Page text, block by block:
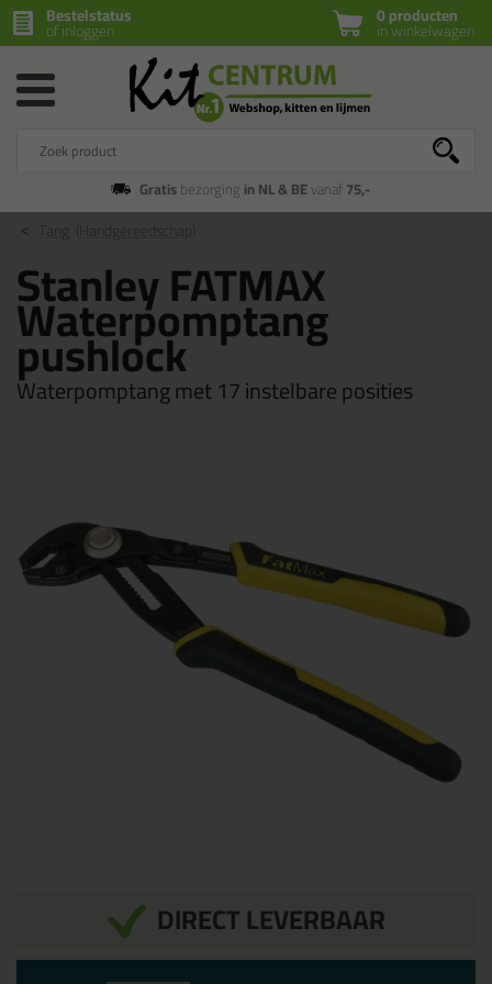
0 producten
in winkelwagen
Bestelstatus
of inloggen
Gratisbezorging in NL & BEvanaf75,-
Stanley FATMAX
Waterpomptang
pushlock
Waterpomptang met 17 instelbare posities
DIRECT LEVERBAAR